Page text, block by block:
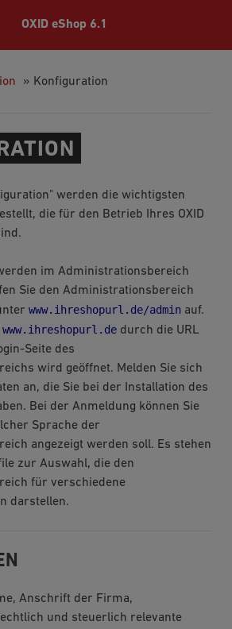
OXID eShop 6.1
» Konfiguration
werden die wichtigsten
die für den Betrieb Ihres OXID
im Administrationsbereich
Sie den Administrationsbereich
www.ihreshopurl.de/admin auf.
www.ihreshopurl.dedurch die URL
Seite des
wird geöffnet. Melden Sie sich
an, die Sie bei der Installation des
Bei der Anmeldung können Sie
Sprache der
angezeigt werden soll. Es stehen
zur Auswahl, die den
für verschiedene
darstellen.
Anschrift der Firma,
und steuerlich relevante